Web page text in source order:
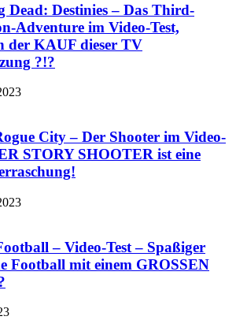
Dead: Destinies – Das Third-
Adventure im Video-Test,
der KAUF dieser TV
?!?
City – Der Shooter im Video-
STORY SHOOTER ist eine
– Video-Test – Spaßiger
Football mit einem GROSSEN